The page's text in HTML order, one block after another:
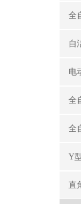
全
自
电
全
全
Y
直